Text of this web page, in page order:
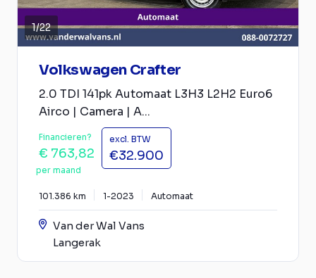
1/22
Volkswagen Crafter
2.0 TDI 141pk Automaat L3H3 L2H2 Euro6
Airco | Camera | A...
Financieren?
€ 763,82
per maand
excl. BTW
€32.900
101.386 km 1-2023 Automaat
Van der Wal Vans
Langerak